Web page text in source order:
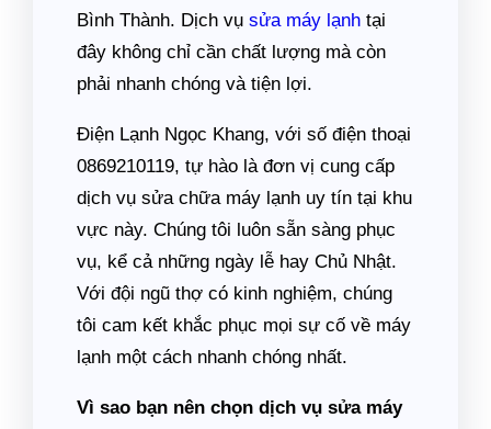
Bình Thành. Dịch vụ sửa máy lạnh tại
đây không chỉ cần chất lượng mà còn
phải nhanh chóng và tiện lợi.
Điện Lạnh Ngọc Khang, với số điện thoại
0869210119, tự hào là đơn vị cung cấp
dịch vụ sửa chữa máy lạnh uy tín tại khu
vực này. Chúng tôi luôn sẵn sàng phục
vụ, kể cả những ngày lễ hay Chủ Nhật.
Với đội ngũ thợ có kinh nghiệm, chúng
tôi cam kết khắc phục mọi sự cố về máy
lạnh một cách nhanh chóng nhất.
Vì sao bạn nên chọn dịch vụ sửa máy